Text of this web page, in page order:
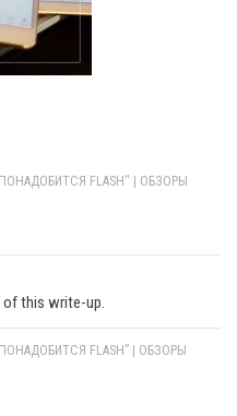
FLASH" | ОБЗОРЫ
of this write-up.
FLASH” | ОБЗОРЫ